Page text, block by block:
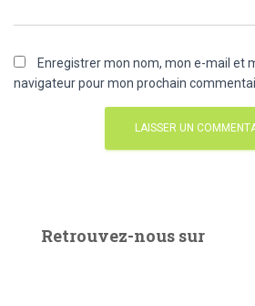
Enregistrer mon nom, mon e-mail et
navigateur pour mon prochain
Retrouvez-nous sur